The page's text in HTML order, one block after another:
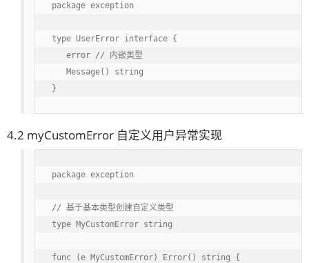
package exception
type UserError interface {
   error // 内嵌类型
   Message() string
}
4.2 myCustomError 自定义用户异常实现
package exception
// 基于基本类型创建自定义类型
type MyCustomError string
func (e MyCustomError) Error() string {